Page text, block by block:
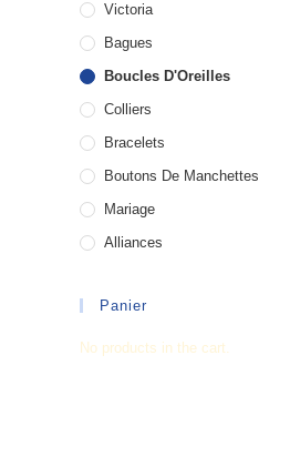
Victoria
Bagues
Boucles D'Oreilles
Colliers
Bracelets
Boutons De Manchettes
Mariage
Alliances
Panier
No products in the cart.